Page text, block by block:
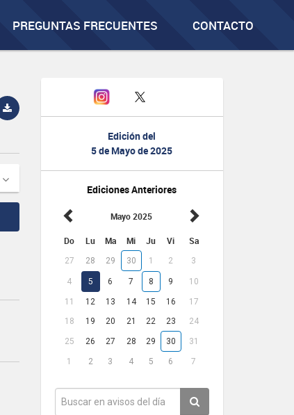
PREGUNTAS FRECUENTES CONTACTO
Edición del
5 de Mayo de 2025
Ediciones Anteriores
Mayo 2025
Do Lu Ma Mi Ju Vi Sa
27 28 29 30 1 2 3
4 5 6 7 8 9 10
11 12 13 14 15 16
17
18
19 20 21 22 23 24
25 26 27 28 29 30 31
1 2 3 4 5 6 7